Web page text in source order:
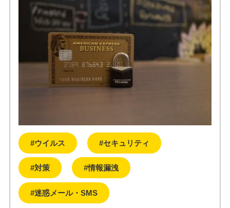
#ウイルス #セキュリティ
#対策 #情報漏洩
#迷惑メール・SMS